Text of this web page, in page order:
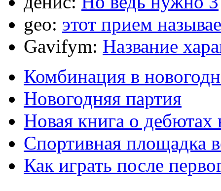
geo: этот прием
Gavifym: Название
Комбинация в
Новогодняя партия
Новая книга о
Спортивная площадка
Как играть после